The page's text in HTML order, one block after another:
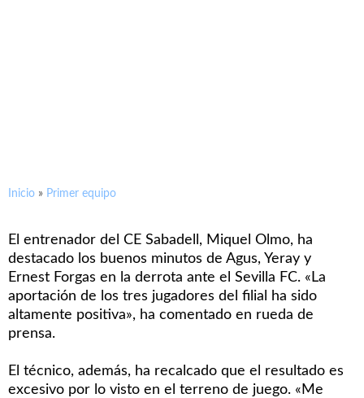
Inicio » Primer equipo
El entrenador del CE Sabadell, Miquel Olmo, ha
destacado los buenos minutos de Agus, Yeray y
Ernest Forgas en la derrota ante el Sevilla FC. «La
aportación de los tres jugadores del filial ha sido
altamente positiva», ha comentado en rueda de
prensa.
El técnico, además, ha recalcado que el resultado es
excesivo por lo visto en el terreno de juego. «Me